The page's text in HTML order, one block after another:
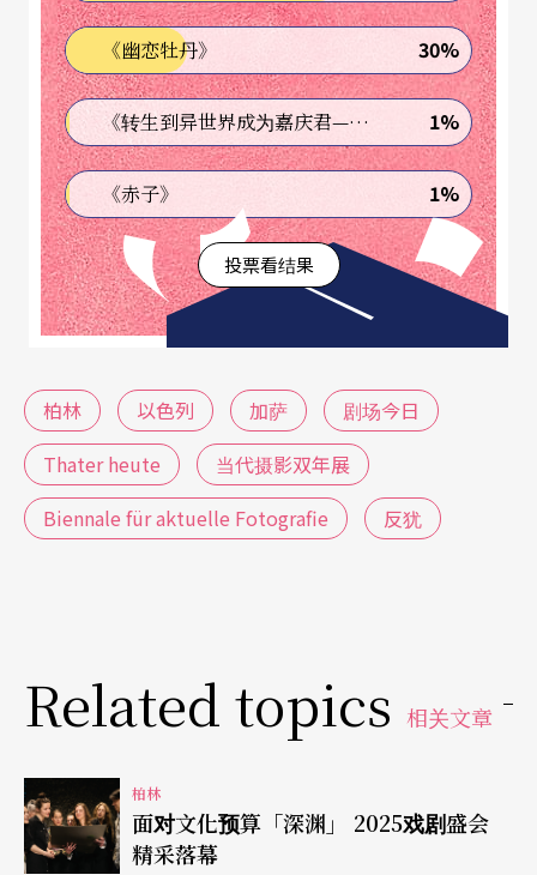
以色列政府对加萨居民的持续攻击」。
《剧场今日》刊登这封公开信的不寻常之处，在于
它借用英国和爱尔兰作家的文字，刺进了在德国最
为敏感的政治议题：指控以色列政府大规模攻击加
萨走廊的行为是种族灭绝，是否算是反犹太主义言
论？
在德国，非常有可能。
2023年11月，德国最大的当代摄影双年展（Bienna
le für aktuelle Fotografie）策展人之一，来自孟加
拉的Shahidul Alam，在展览筹备期间于脸书上发表
一则贴文，内容包括将以色列与哈马斯之间的冲突
海姆市政府决定直接全盘取消2024年的双年展，并
且以违约方式立即遣散工作团队，理由是策展人Sh
ahidul Alam发表反犹言论。
大约在同一时间，德国各文化机构都收到了「上级
《幽恋牡丹》 30%
《转生到异世界成为嘉庆君—发现我的祖先是诈骗集团!?》 1%
《赤子》 1%
投票看结果
柏林 以色列 加萨
剧场今日
Thater heute
当代摄影双年展
Biennale für aktuelle Fotografie
反犹
Related topics 相关文章
柏林
面对文化预算「深渊」 2025戏剧盛会
精采落幕